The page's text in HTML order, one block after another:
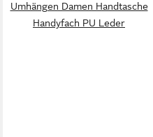
Umhängen Damen Handtasche
Handyfach PU Leder